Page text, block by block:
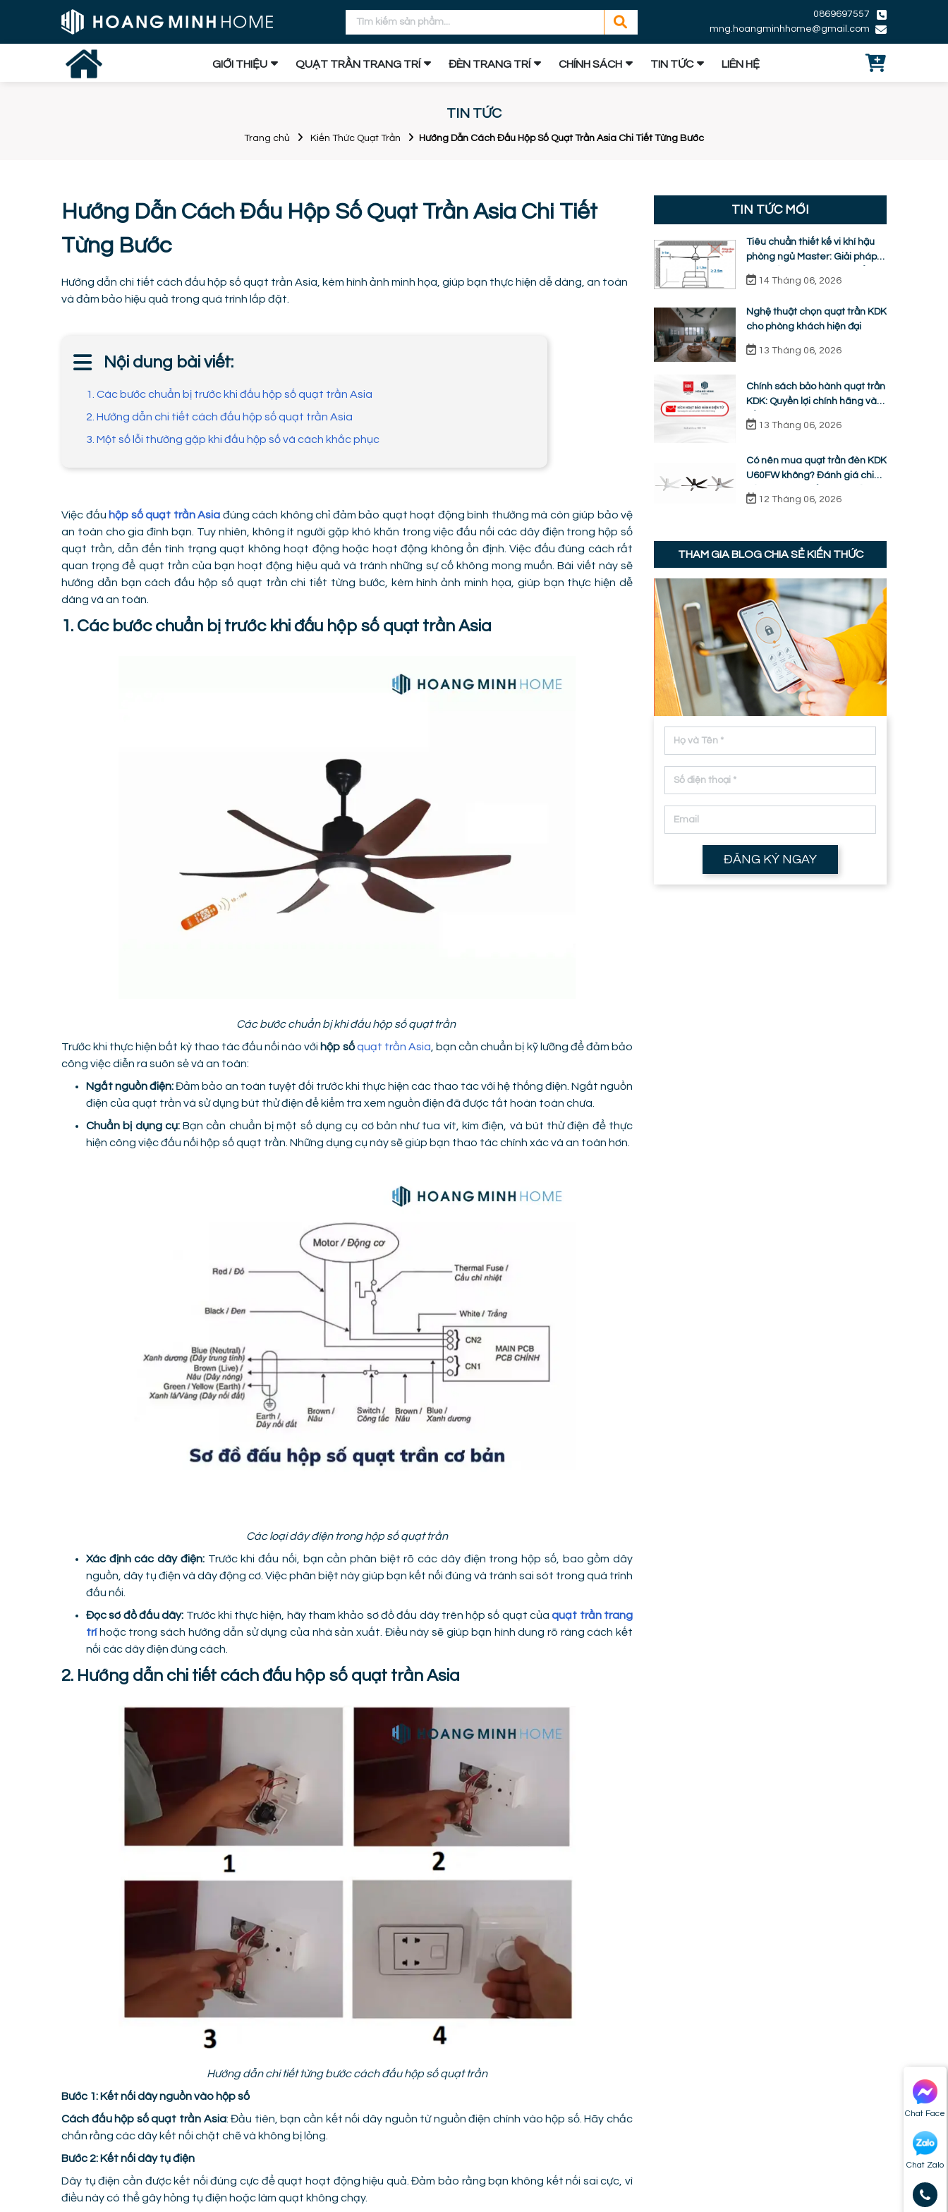
0869697557
mng.hoangminhhome@gmail.com
GIỚI THIỆU QUẠT TRẦN TRANG TRÍ ĐÈN TRANG TRÍ CHÍNH SÁCH TIN TỨC LIÊN HỆ
Chat Face
Chat Zalo
TIN TỨC
Trang chủ Kiến Thức Quạt Trần Hướng Dẫn Cách Đấu Hộp Số Quạt Trần Asia Chi Tiết Từng Bước
Hướng Dẫn Cách Đấu Hộp Số Quạt Trần Asia Chi Tiết
Từng Bước
Hướng dẫn chi tiết cách đấu hộp số quạt trần Asia, kèm hình ảnh minh họa, giúp bạn thực hiện dễ dàng, an toàn
và đảm bảo hiệu quả trong quá trình lắp đặt.
Nội dung bài viết:
1. Các bước chuẩn bị trước khi đấu hộp số quạt trần Asia
2. Hướng dẫn chi tiết cách đấu hộp số quạt trần Asia
3. Một số lỗi thường gặp khi đấu hộp số và cách khắc phục
Việc đấu hộp số quạt trần Asia đúng cách không chỉ đảm bảo quạt hoạt động bình thường mà còn giúp bảo vệ
an toàn cho gia đình bạn. Tuy nhiên, không ít người gặp khó khăn trong việc đấu nối các dây điện trong hộp số
quạt trần, dẫn đến tình trạng quạt không hoạt động hoặc hoạt động không ổn định. Việc đấu đúng cách rất
quan trọng để quạt trần của bạn hoạt động hiệu quả và tránh những sự cố không mong muốn. Bài viết này sẽ
hướng dẫn bạn cách đấu hộp số quạt trần chi tiết từng bước, kèm hình ảnh minh họa, giúp bạn thực hiện dễ
dàng và an toàn.
1. Các bước chuẩn bị trước khi đấu hộp số quạt trần Asia
Các bước chuẩn bị khi đấu hộp số quạt trần
Trước khi thực hiện bất kỳ thao tác đấu nối nào với hộp sốquạt trần Asia , bạn cần chuẩn bị kỹ lưỡng để đảm bảo
công việc diễn ra suôn sẻ và an toàn:
Ngắt nguồn điện:Đảm bảo an toàn tuyệt đối trước khi thực hiện các thao tác với hệ thống điện. Ngắt nguồn
điện của quạt trần và sử dụng bút thử điện để kiểm tra xem nguồn điện đã được tắt hoàn toàn chưa.
Chuẩn bị dụng cụ:Bạn cần chuẩn bị một số dụng cụ cơ bản như tua vít, kìm điện, và bút thử điện để thực
hiện công việc đấu nối hộp số quạt trần. Những dụng cụ này sẽ giúp bạn thao tác chính xác và an toàn hơn.
Các loại dây điện trong hộp số quạt trần
Xác định các dây điện:Trước khi đấu nối, bạn cần phân biệt rõ các dây điện trong hộp số, bao gồm dây
nguồn, dây tụ điện và dây động cơ. Việc phân biệt này giúp bạn kết nối đúng và tránh sai sót trong quá trình
đấu nối.
Đọc sơ đồ đấu dây: Trước khi thực hiện, hãy tham khảo sơ đồ đấu dây trên hộp số quạt củaquạt trần trang
tríhoặc trong sách hướng dẫn sử dụng của nhà sản xuất. Điều này sẽ giúp bạn hình dung rõ ràng cách kết
nối các dây điện đúng cách.
2. Hướng dẫn chi tiết cách đấu hộp số quạt trần Asia
Hướng dẫn chi tiết từng bước cách đấu hộp số quạt trần
Bước 1: Kết nối dây nguồn vào hộp số
Cách đấu hộp số quạt trần Asia: Đầu tiên, bạn cần kết nối dây nguồn từ nguồn điện chính vào hộp số. Hãy chắc
chắn rằng các dây kết nối chặt chẽ và không bị lỏng.
Bước 2: Kết nối dây tụ điện
Dây tụ điện cần được kết nối đúng cực để quạt hoạt động hiệu quả. Đảm bảo rằng bạn không kết nối sai cực, vì
điều này có thể gây hỏng tụ điện hoặc làm quạt không chạy.
TIN TỨC MỚI
Tiêu chuẩn thiết kế vi khí hậu
phòng ngủ Master: Giải pháp
quạt trần KDK ti ngắn chuẩn
nhân trắc học
14 Tháng 06, 2026
Nghệ thuật chọn quạt trần KDK
cho phòng khách hiện đại
13 Tháng 06, 2026
Chính sách bảo hành quạt trần
KDK: Quyền lợi chính hãng và
13 Tháng 06, 2026
Có nên mua quạt trần đèn KDK
U60FW không? Đánh giá chi
tiết ưu nhược điểm thực tế
12 Tháng 06, 2026
THAM GIA BLOG CHIA SẺ KIẾN THỨC
ĐĂNG KÝ NGAY